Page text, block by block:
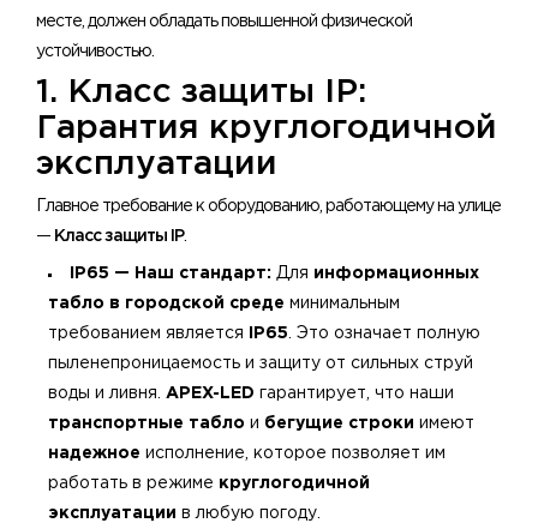
месте, должен обладать повышенной физической
устойчивостью.
1. Класс защиты IP:
Гарантия круглогодичной
эксплуатации
Главное требование к оборудованию, работающему на улице
— Класс защиты IP.
IP65 — Наш стандарт: Для информационных
табло в городской среде минимальным
требованием является IP65 . Это означает полную
пыленепроницаемость и защиту от сильных струй
воды и ливня. APEX-LED гарантирует, что наши
транспортные табло и бегущие строки имеют
надежное исполнение, которое позволяет им
работать в режиме круглогодичной
эксплуатации в любую погоду.